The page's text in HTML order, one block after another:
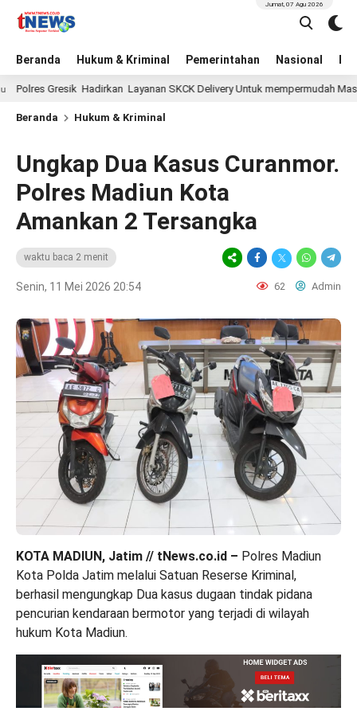
Beranda Hukum & Kriminal Pemerintahan Nasional
Jumat, 07 Agu 2026
Gresik Hadirkan Layanan SKCK Delivery Untuk mempermudah Masyarakat
Beranda Hukum & Kriminal
Ungkap Dua Kasus Curanmor.
Polres Madiun Kota
Amankan 2 Tersangka
waktu baca 2 menit
Senin, 11 Mei 2026 20:54 62 Admin
KOTA MADIUN, Jatim // tNews.co.id – Polres Madiun
Kota Polda Jatim melalui Satuan Reserse Kriminal,
berhasil mengungkap Dua kasus dugaan tindak pidana
pencurian kendaraan bermotor yang terjadi di wilayah
hukum Kota Madiun.